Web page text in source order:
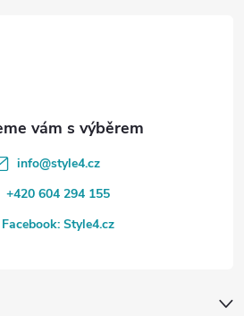
info@style4.cz
+420 604 294 155
Facebook: Style4.cz